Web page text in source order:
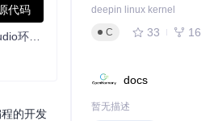
代码
的开发
deepin linux kernel
C
33 16
docs
暂无描述